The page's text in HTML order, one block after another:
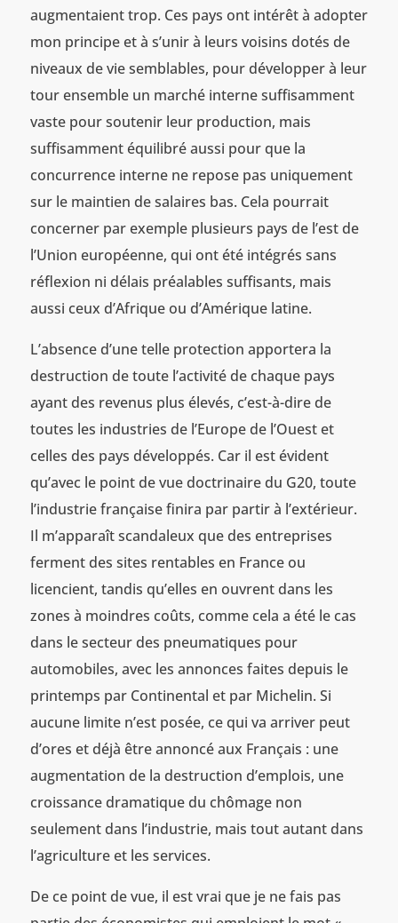
augmentaient trop. Ces pays ont intérêt à adopter
mon principe et à s’unir à leurs voisins dotés de
niveaux de vie semblables, pour développer à leur
tour ensemble un marché interne suffisamment
vaste pour soutenir leur production, mais
suffisamment équilibré aussi pour que la
concurrence interne ne repose pas uniquement
sur le maintien de salaires bas. Cela pourrait
concerner par exemple plusieurs pays de l’est de
l’Union européenne, qui ont été intégrés sans
réflexion ni délais préalables suffisants, mais
aussi ceux d’Afrique ou d’Amérique latine.
L’absence d’une telle protection apportera la
destruction de toute l’activité de chaque pays
ayant des revenus plus élevés, c’est-à-dire de
toutes les industries de l’Europe de l’Ouest et
celles des pays développés. Car il est évident
qu’avec le point de vue doctrinaire du G20, toute
l’industrie française finira par partir à l’extérieur.
Il m’apparaît scandaleux que des entreprises
ferment des sites rentables en France ou
licencient, tandis qu’elles en ouvrent dans les
zones à moindres coûts, comme cela a été le cas
dans le secteur des pneumatiques pour
automobiles, avec les annonces faites depuis le
printemps par Continental et par Michelin. Si
aucune limite n’est posée, ce qui va arriver peut
d’ores et déjà être annoncé aux Français : une
augmentation de la destruction d’emplois, une
croissance dramatique du chômage non
seulement dans l’industrie, mais tout autant dans
l’agriculture et les services.
De ce point de vue, il est vrai que je ne fais pas